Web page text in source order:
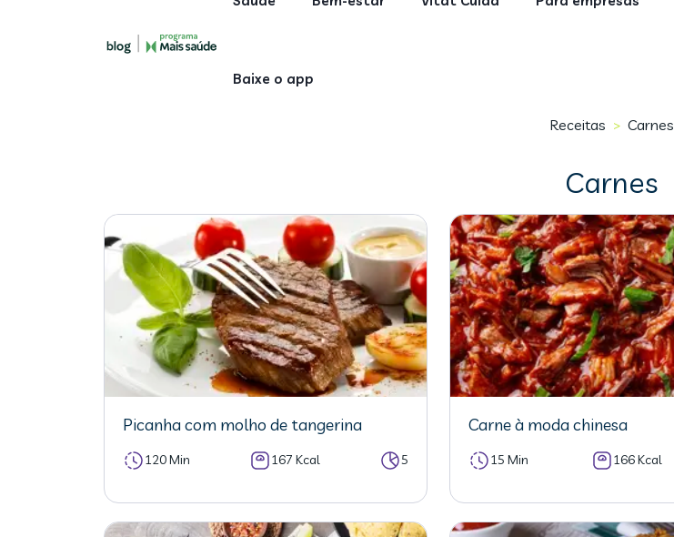
Baixe o app
Receitas > Carnes
Carnes
Picanha com molho de tangerina
120 Min 167 Kcal 5
Carne à moda chinesa
15 Min 166 Kcal